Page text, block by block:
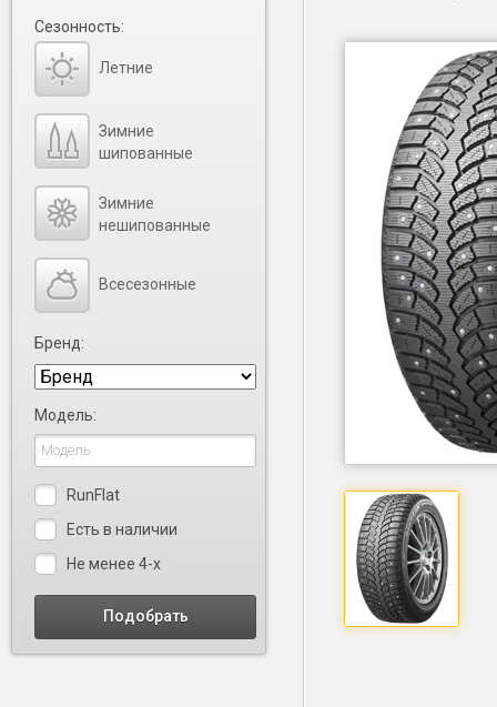
Сезонность:
Летние
Зимние
шипованные
Зимние
нешипованные
Всесезонные
Бренд:
Модель:
RunFlat
Есть в наличии
Не менее 4-х